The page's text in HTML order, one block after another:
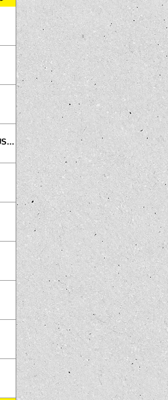
YOKOHAMA HOT ROD CUSTOM SHOW